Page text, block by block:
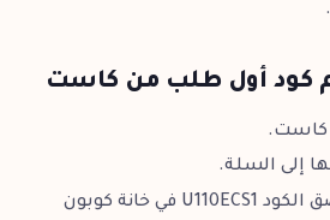
كود أول طلب من كاست
كاست.
إلى السلة.
في صفحة الدفع، ألصق الكود U110ECS1 في خانة كوبون